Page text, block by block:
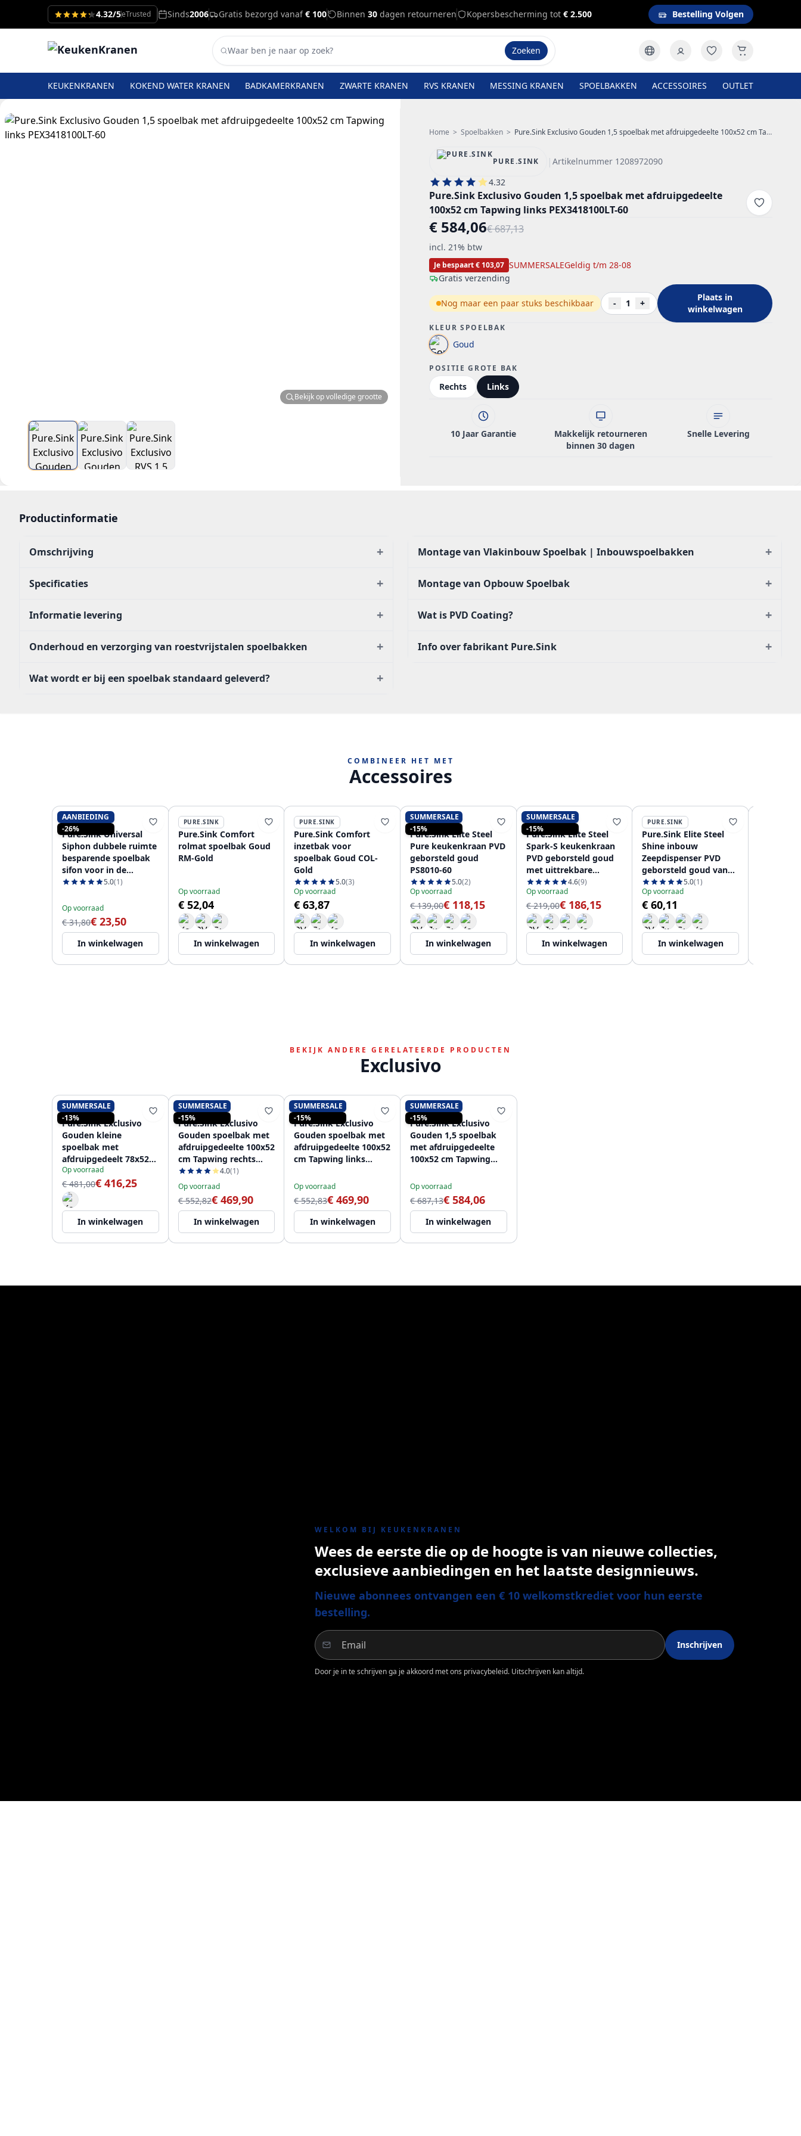
4.32/5eTrusted Sinds2006 Gratis bezorgd vanaf€ 100 Binnen 30 dagen retourneren Kopersbescherming tot € 2.500 Bestelling Volgen
Zoeken
KEUKENKRANEN KOKEND WATER KRANEN BADKAMERKRANEN ZWARTE KRANEN RVS KRANEN MESSING KRANEN SPOELBAKKEN ACCESSOIRES OUTLET
Bekijk op volledige grootte
Home > Spoelbakken > Pure.Sink Exclusivo Gouden 1,5 spoelbak met afdruipgedeelte 100x52 cm Tapwing links PEX3418100LT-60
PURE.SINK | Artikelnummer 1208972090
4.32
Pure.Sink Exclusivo Gouden 1,5 spoelbak met afdruipgedeelte
100x52 cm Tapwing links PEX3418100LT-60
€ 584,06€ 687,13
incl. 21% btw
Je bespaart € 103,07 SUMMERSALEGeldig t/m 28-08
Gratis verzending
Nog maar een paar stuks beschikbaar - 1 +
Plaats in
winkelwagen
KLEUR SPOELBAK
Goud
POSITIE GROTE BAK
Rechts Links
10 Jaar Garantie
Makkelijk retourneren
binnen 30 dagen
Snelle Levering
Productinformatie
Omschrijving +
Specificaties +
Informatie levering +
Onderhoud en verzorging van roestvrijstalen spoelbakken +
Wat wordt er bij een spoelbak standaard geleverd? +
Montage van Vlakinbouw Spoelbak | Inbouwspoelbakken +
Montage van Opbouw Spoelbak +
Wat is PVD Coating? +
Info over fabrikant Pure.Sink +
COMBINEER HET MET
Accessoires
AANBIEDING
-26%
PURE.SINK
Pure.Sink Universal
Siphon dubbele ruimte
besparende spoelbak
sifon voor in de
keuken met 2
aansluitingen WSTDSI-
32
5.0(1)
Op voorraad
€ 31,80€ 23,50
In winkelwagen
PURE.SINK
Pure.Sink Comfort
rolmat spoelbak Goud
RM-Gold
Op voorraad
€ 52,04
In winkelwagen
PURE.SINK
Pure.Sink Comfort
inzetbak voor
spoelbak Goud COL-
Gold
5.0(3)
Op voorraad
€ 63,87
In winkelwagen
SUMMERSALE
-15%
PURE.SINK
Pure.Sink Elite Steel
Pure keukenkraan PVD
geborsteld goud
PS8010-60
5.0(2)
Op voorraad
€ 139,00€ 118,15
In winkelwagen
SUMMERSALE
-15%
PURE.SINK
Pure.Sink Elite Steel
Spark-S keukenkraan
PVD geborsteld goud
met uittrekbare
uitloop PS8041-60
4.6(9)
Op voorraad
€ 219,00€ 186,15
In winkelwagen
PURE.SINK
Pure.Sink Elite Steel
Shine inbouw
Zeepdispenser PVD
geborsteld goud van
boven navulbaar
PS9010-60
5.0(1)
Op voorraad
€ 60,11
In winkelwagen
BEKIJK ANDERE GERELATEERDE PRODUCTEN
Exclusivo
SUMMERSALE
-13%
PURE.SINK
Pure.Sink Exclusivo
Gouden kleine
spoelbak met
afdruipgedeelt 78x52
cm Tapwing links
PEX3478LT-60
Op voorraad
€ 481,00€ 416,25
In winkelwagen
SUMMERSALE
-15%
PURE.SINK
Pure.Sink Exclusivo
Gouden spoelbak met
afdruipgedeelte 100x52
cm Tapwing rechts
PEX47100RT-60
4.0(1)
Op voorraad
€ 552,82€ 469,90
In winkelwagen
SUMMERSALE
-15%
PURE.SINK
Pure.Sink Exclusivo
Gouden spoelbak met
afdruipgedeelte 100x52
cm Tapwing links
Op voorraad
€ 552,83€ 469,90
In winkelwagen
SUMMERSALE
-15%
PURE.SINK
Pure.Sink Exclusivo
Gouden 1,5 spoelbak
met afdruipgedeelte
100x52 cm Tapwing
60
Op voorraad
€ 687,13€ 584,06
In winkelwagen
WELKOM BIJ KEUKENKRANEN
Wees de eerste die op de hoogte is van nieuwe collecties,
exclusieve aanbiedingen en het laatste designnieuws.
Nieuwe abonnees ontvangen een € 10 welkomstkrediet voor hun eerste
bestelling.
Inschrijven
Door je in te schrijven ga je akkoord met ons privacybeleid. Uitschrijven kan altijd.